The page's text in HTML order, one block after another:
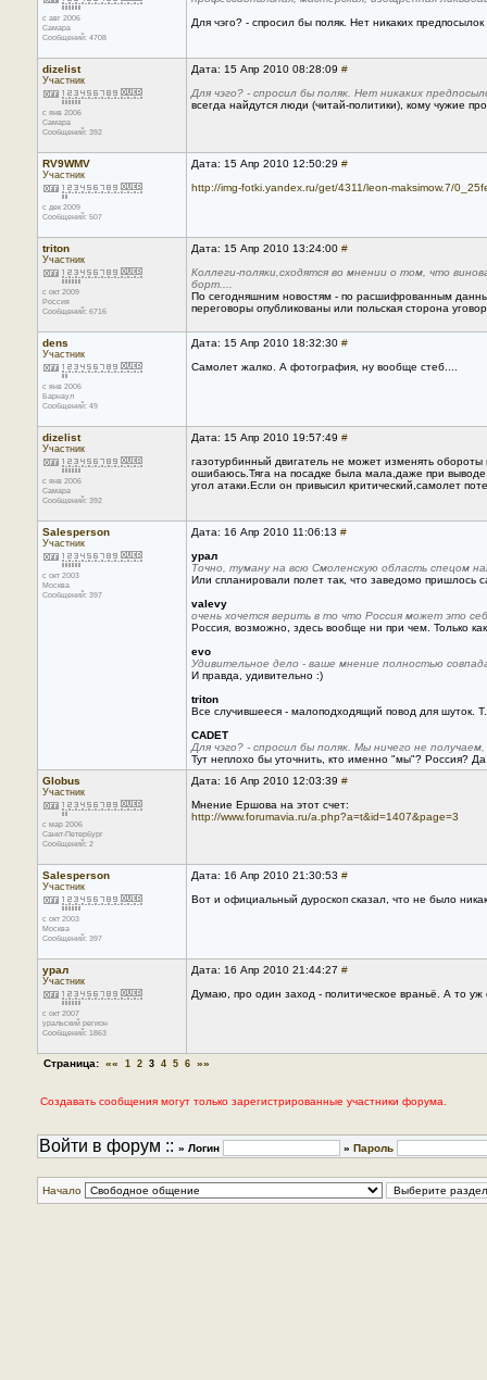
с авг 2006
Самара
Сообщений: 4708
Для чэго? - спросил бы поляк. Нет никаких
dizelist
Участник
с янв 2006
Самара
Сообщений: 392
Дата: 15 Апр 2010 08:28:09 #
Для чэго? - спросил бы поляк. Нет никаких
всегда найдутся люди (читай-политики), кому чужие
RV9WMV
Участник
с дек 2009
Сообщений: 507
Дата: 15 Апр 2010 12:50:29 #
http://img-fotki.yandex.ru/get/4311/leon-maksimow.7/
triton
Участник
с окт 2009
Россия
Сообщений: 6716
Дата: 15 Апр 2010 13:24:00 #
Коллеги-поляки,сходятся во мнении о том, что
борт....
По сегодняшним новостям - по расшифрованным
переговоры опубликованы или польская сторона
dens
Участник
с янв 2006
Барнаул
Сообщений: 49
Дата: 15 Апр 2010 18:32:30 #
Самолет жалко. А фотография, ну вообще стеб....
dizelist
Участник
с янв 2006
Самара
Сообщений: 392
Дата: 15 Апр 2010 19:57:49 #
газотурбинный двигатель не может изменять
ошибаюсь.Тяга на посадке была мала,даже при
угол атаки.Если он привысил критический,самолет
Salesperson
Участник
с окт 2003
Москва
Сообщений: 397
Дата: 16 Апр 2010 11:06:13 #
урал
Точно, туману на всю Смоленскую область спецом
Или спланировали полет так, что заведомо пришлось
valevy
очень хочется верить в то что Россия может это
Россия, возможно, здесь вообще ни при чем. Только
evo
Удивительное дело - ваше мнение полностью
И правда, удивительно :)
triton
Все случившееся - малоподходящий повод для шуток.
CADET
Для чэго? - спросил бы поляк. Мы ничего не
Тут неплохо бы уточнить, кто именно "мы"? Россия?
Globus
Участник
с мар 2006
Санкт-Петербург
Сообщений: 2
Дата: 16 Апр 2010 12:03:39 #
Мнение Ершова на этот счет:
http://www.forumavia.ru/a.php?a=t&id=1407&page=3
Salesperson
Участник
с окт 2003
Москва
Сообщений: 397
Дата: 16 Апр 2010 21:30:53 #
Вот и официальный дуроскоп сказал, что не было
урал
Участник
с окт 2007
уральский регион
Сообщений: 1863
Дата: 16 Апр 2010 21:44:27 #
Думаю, про один заход - политическое враньё. А то
Страница: «« 1 2 3 4 5 6 »»
Создавать сообщения могут только зарегистрированные участники форума.
Войти в форум :: » Логин » Пароль
Начало